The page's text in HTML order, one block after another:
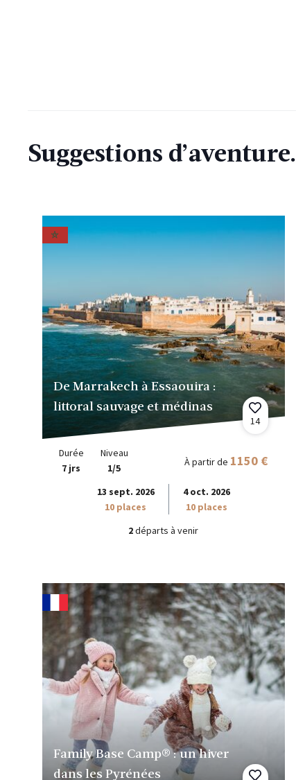
Suggestions d’aventure.
De Marrakech à Essaouira :
littoral sauvage et médinas
14
Durée
7 jrs
Niveau
1/5
À partir de 1150 €
13 sept. 2026
10 places
4 oct. 2026
10 places
2départs à venir
Family Base Camp® : un hiver
dans les Pyrénées